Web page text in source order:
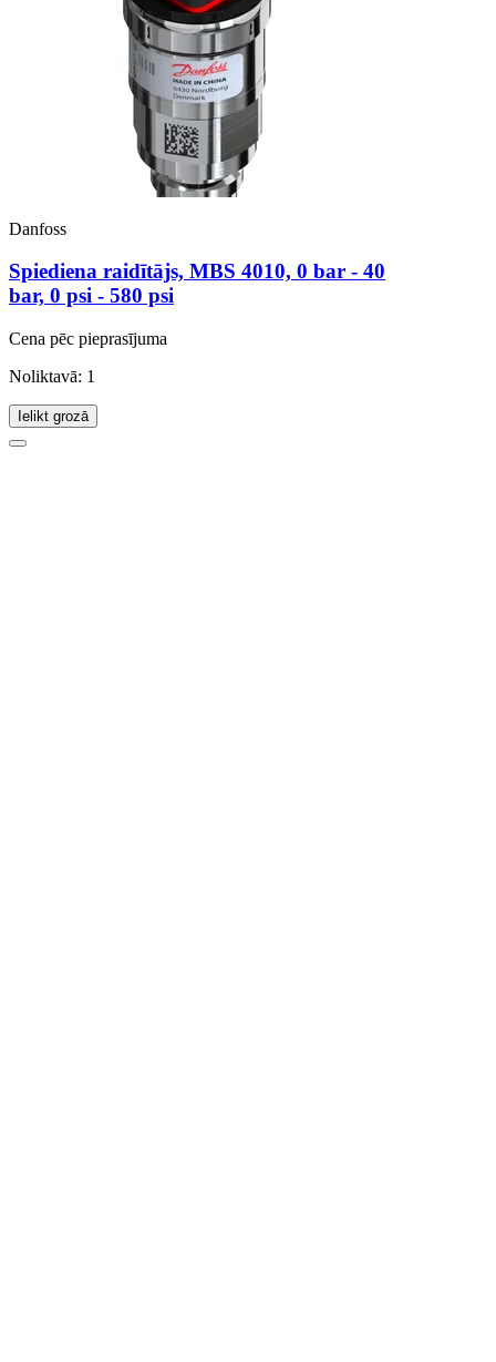
Danfoss
Spiediena raidītājs, MBS 4010, 0 bar - 40
bar, 0 psi - 580 psi
Cena pēc pieprasījuma
Noliktavā: 1
Ielikt grozā